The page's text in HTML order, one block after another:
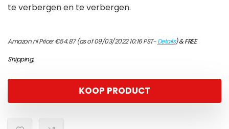
te verbergen en te verbergen.
Amazon.nl Price:€54.87(as of 09/03/2022 10:16 PST-Details)&FREE
Shipping.
KOOP PRODUCT